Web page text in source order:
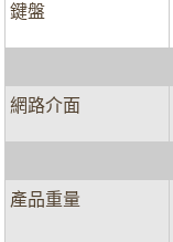
鍵盤
網路介面
產品重量